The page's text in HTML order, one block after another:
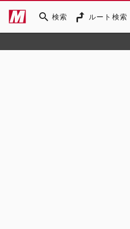
search 検索 ルート検索